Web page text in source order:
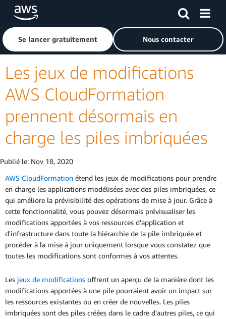
Passer au contenu principal
Cliquer ici pour revenir à la page d'accueil d'Amazon Web
Se lancer gratuitement Nous contacter
Les jeux de modifications
AWS CloudFormation
prennent désormais en
charge les piles imbriquées
Publié le: Nov 18, 2020
AWS CloudFormation étend les jeux de modifications pour prendre
en charge les applications modélisées avec des piles imbriquées, ce
qui améliore la prévisibilité des opérations de mise à jour. Grâce à
cette fonctionnalité, vous pouvez désormais prévisualiser les
modifications apportées à vos ressources d'application et
d'infrastructure dans toute la hiérarchie de la pile imbriquée et
procéder à la mise à jour uniquement lorsque vous constatez que
toutes les modifications sont conformes à vos attentes.
Les jeux de modifications offrent un aperçu de la manière dont les
modifications apportées à une pile pourraient avoir un impact sur
les ressources existantes ou en créer de nouvelles. Les piles
imbriquées sont des piles créées dans le cadre d'autres piles, ce qui